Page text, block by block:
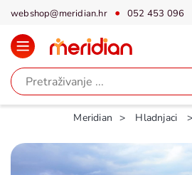
webshop@meridian.hr 052 453 096
Meridian Hladnjaci